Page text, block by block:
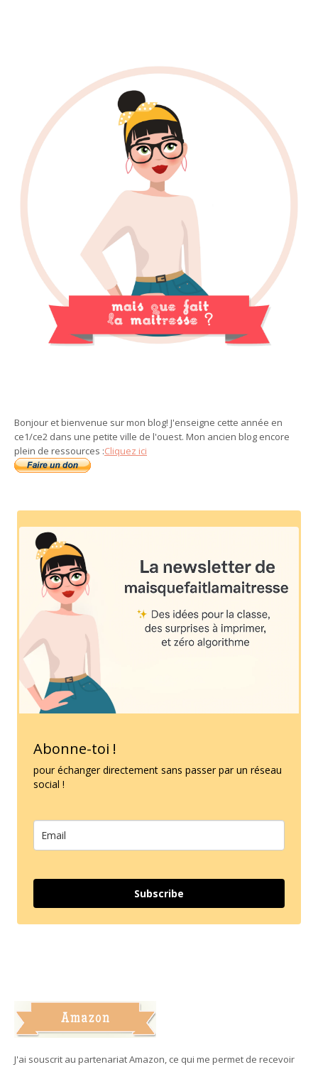
Bonjour et bienvenue sur mon blog! J'enseigne cette année en
ce1/ce2 dans une petite ville de l'ouest. Mon ancien blog encore
plein de ressources :Cliquez ici
Abonne-toi !
pour échanger directement sans passer par un réseau
social !
Subscribe
J'ai souscrit au partenariat Amazon, ce qui me permet de recevoir